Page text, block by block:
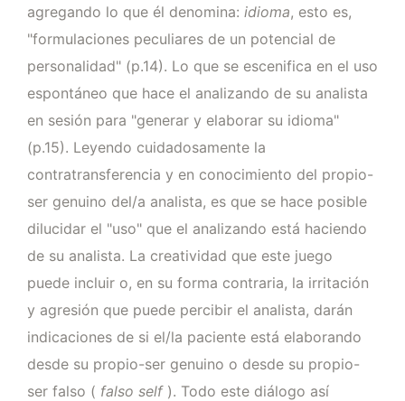
agregando lo que él denomina: idioma, esto es,
"formulaciones peculiares de un potencial de
personalidad" (p.14). Lo que se escenifica en el uso
espontáneo que hace el analizando de su analista
en sesión para "generar y elaborar su idioma"
(p.15). Leyendo cuidadosamente la
contratransferencia y en conocimiento del propio-
ser genuino del/a analista, es que se hace posible
dilucidar el "uso" que el analizando está haciendo
de su analista. La creatividad que este juego
puede incluir o, en su forma contraria, la irritación
y agresión que puede percibir el analista, darán
indicaciones de si el/la paciente está elaborando
desde su propio-ser genuino o desde su propio-
ser falso ( falso self). Todo este diálogo así